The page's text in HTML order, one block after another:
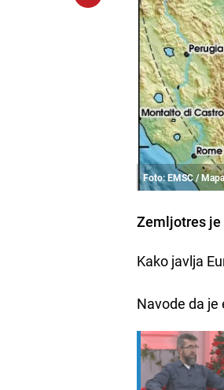
Foto: EMSC /
Zemljotres je
Kako javlja
Navode da